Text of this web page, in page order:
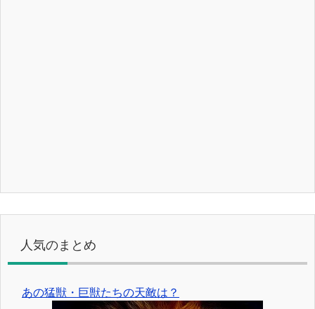
人気のまとめ
あの猛獣・巨獣たちの天敵は？